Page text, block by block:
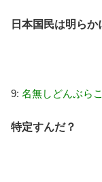
日本国民は明ら
9: 名無しどんぶらこ
特定すんだ？